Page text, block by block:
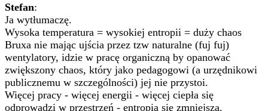
Stefan:
Ja wytłumaczę.
Wysoka temperatura = wysokiej entropii = duży chaos
Bruxa nie mając ujścia przez tzw naturalne (fuj fuj)
wentylatory, idzie w pracę organiczną by opanować
zwiększony chaos, który jako pedagogowi (a urzędnikowi
publicznemu w szczególności) jej nie przystoi.
Więcej pracy - więcej energii - więcej ciepła się
odprowadzi w przestrzeń - entropia się zmniejsza.